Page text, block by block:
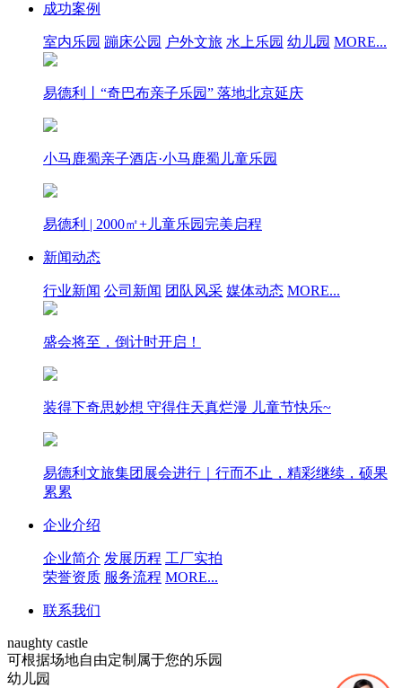
成功案例
室内乐园 蹦床公园 户外文旅 水上乐园 幼儿园 MORE...
易德利丨“奇巴布亲子乐园” 落地北京延庆
小马鹿蜀亲子酒店·小马鹿蜀儿童乐园
易德利 | 2000㎡+儿童乐园完美启程
新闻动态
行业新闻 公司新闻 团队风采 媒体动态 MORE...
盛会将至，倒计时开启！
装得下奇思妙想 守得住天真烂漫 儿童节快乐~
易德利文旅集团展会进行｜行而不止，精彩继续，硕果
累累
企业介绍
企业简介 发展历程 工厂实拍
荣誉资质 服务流程 MORE...
联系我们
naughty castle
可根据场地自由定制属于您的乐园
幼儿园